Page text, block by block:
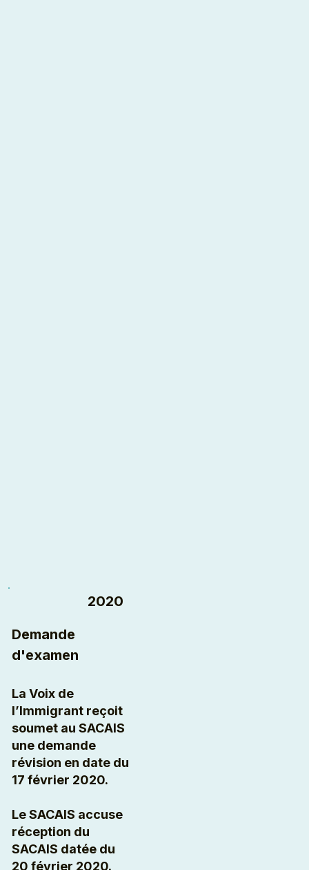
2020
Demande
d'examen
La Voix de
l’Immigrant reçoit
soumet au SACAIS
une demande
révision en date du
17 février 2020.
Le SACAIS accuse
réception du
SACAIS datée du
20 février 2020.